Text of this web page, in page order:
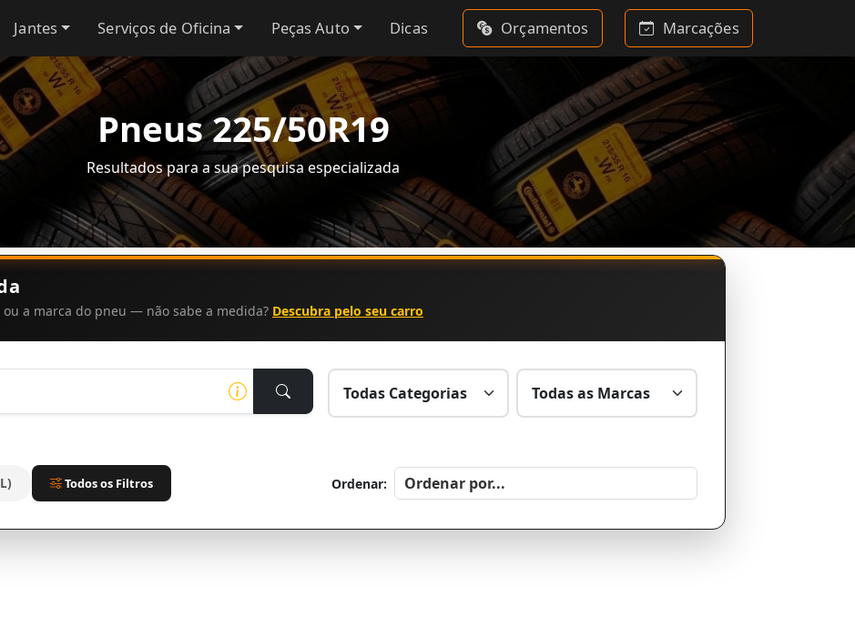
Jantes Serviços de Oficina Peças Auto Dicas Orçamentos Marcações
Pneus 225/50R19
Resultados para a sua pesquisa especializada
a marca do pneu — não sabe a medida? Descubra pelo seu carro
Todos os Filtros Ordenar: